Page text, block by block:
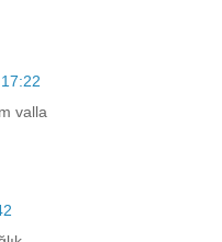
valla